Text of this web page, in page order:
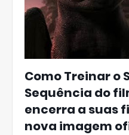
Como Treinar o
Sequência do
encerra a suas
nova imagem